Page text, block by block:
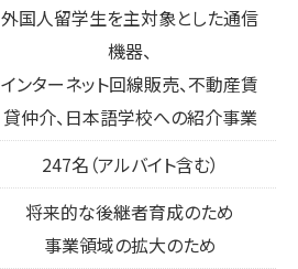
外国人留学生を主対象とした通信
機器、
インターネット回線販売、不動産賃
貸仲介、日本語学校への紹介事業
247名（アルバイト含む）
将来的な後継者育成のため
事業領域の拡大のため